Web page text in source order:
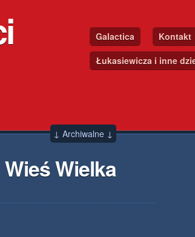
Galactica
Kontakt
Łukasiewicza i inne
↓ Archiwalne ↓
Wielka